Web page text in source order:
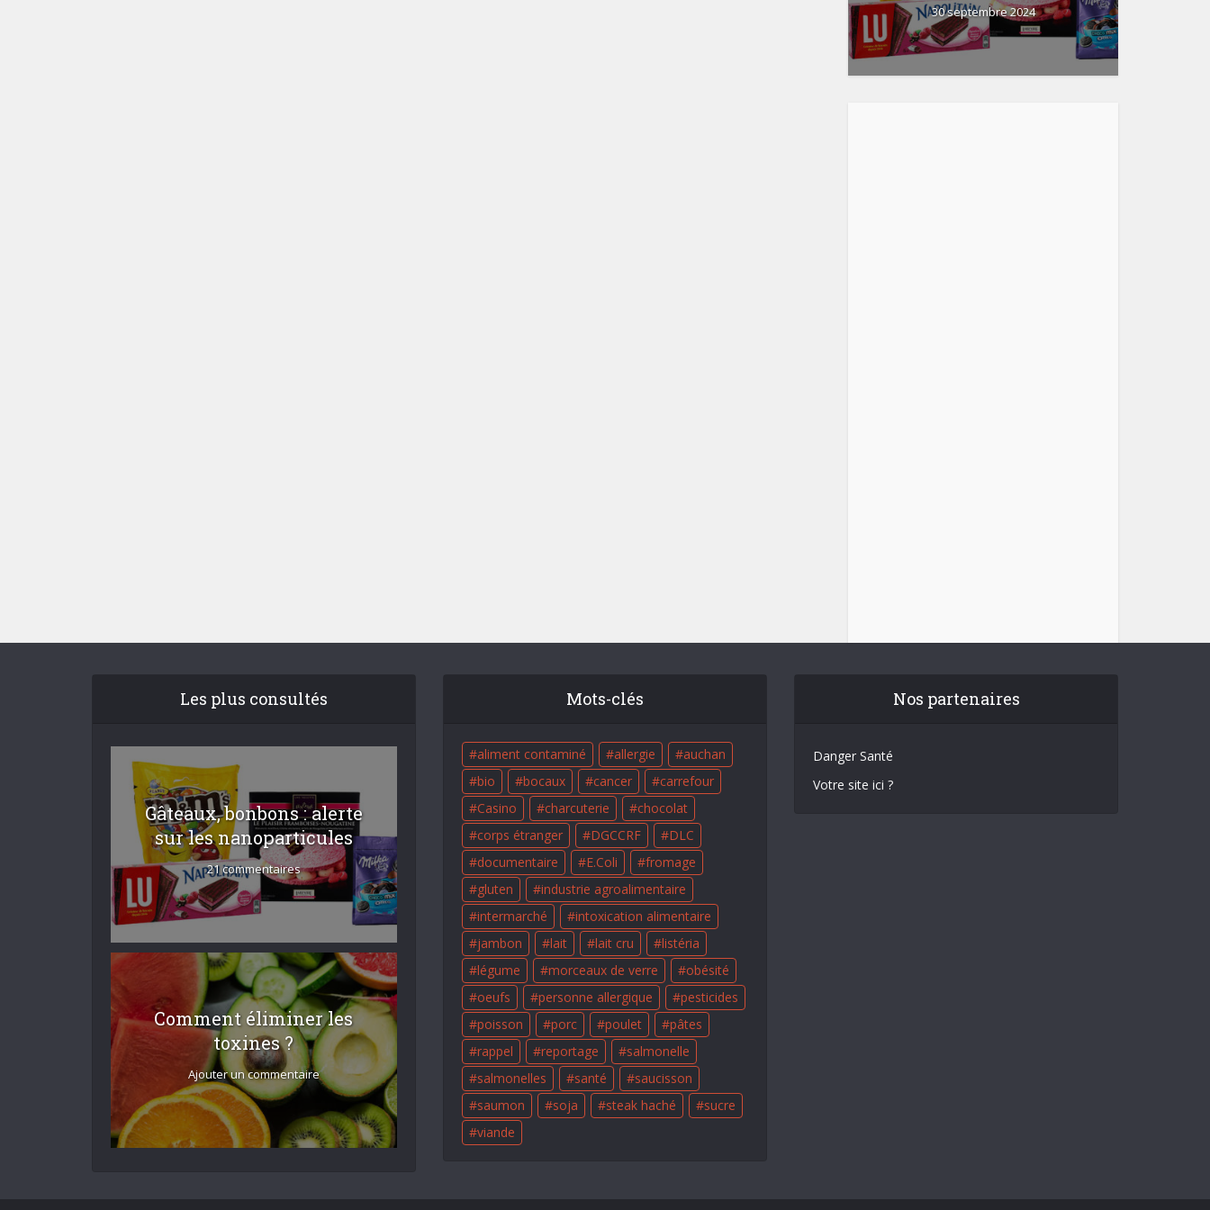
30 septembre 2024
Les plus consultés
Gâteaux, bonbons : alerte
sur les nanoparticules
21 commentaires
Comment éliminer les
toxines ?
Ajouter un commentaire
Mots-clés
aliment contaminé allergie
auchan
bio
bocaux cancer
carrefour
Casino
charcuterie
chocolat
corps étranger
DGCCRF
DLC
documentaire
E.Coli
fromage
gluten
industrie agroalimentaire
intermarché
intoxication alimentaire
jambon
lait lait cru
listéria
légume
morceaux de verre
obésité
oeufs
personne allergique
pesticides
poisson
porc poulet
pâtes
rappel
reportage
salmonelle
salmonelles
santé
saucisson
saumon
soja steak haché
sucre
viande
Nos partenaires
Danger Santé
Votre site ici ?